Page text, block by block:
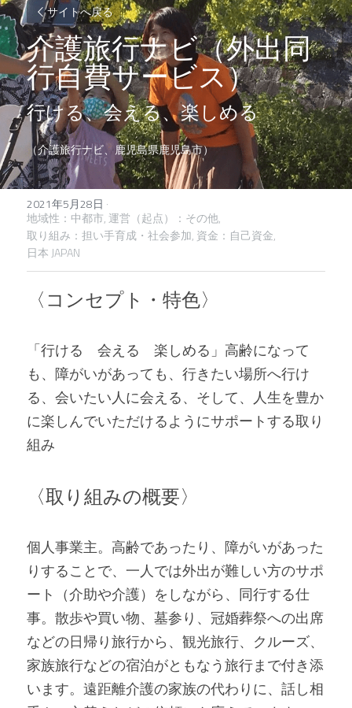
サイトへ戻る
介護旅行ナビ（外出同
行自費サービス）
行ける、会える、楽しめる
（介護旅行ナビ、鹿児島県鹿児島市）
2021年5月28日 ·
地域性：中都市, 運営（起点）：その他,
取り組み：担い手育成・社会参加, 資金：自己資金,
日本 JAPAN
〈コンセプト・特色〉
「行ける　会える　楽しめる」高齢になって
も、障がいがあっても、行きたい場所へ行け
る、会いたい人に会える、そして、人生を豊か
に楽しんでいただけるようにサポートする取り
組み
〈取り組みの概要〉
個人事業主。高齢であったり、障がいがあった
りすることで、一人では外出が難しい方のサポ
ート（介助や介護）をしながら、同行する仕
事。散歩や買い物、墓参り、冠婚葬祭への出席
などの日帰り旅行から、観光旅行、クルーズ、
家族旅行などの宿泊がともなう旅行まで付き添
います。遠距離介護の家族の代わりに、話し相